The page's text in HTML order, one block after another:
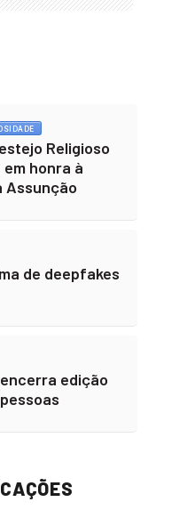
Religioso
honra à
Assunção
de deepfakes
edição